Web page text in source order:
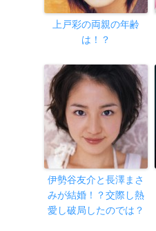
上戸彩の両親の年齢
は！？
伊勢谷友介と長澤まさ
みが結婚！？交際し熱
愛し破局したのでは？